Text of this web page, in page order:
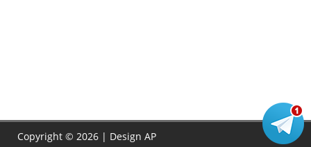
Copyright © 2026 | Design AP